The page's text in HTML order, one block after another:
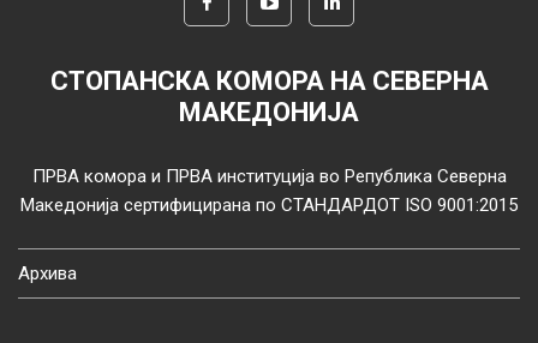
СТОПАНСКА КОМОРА НА СЕВЕРНА
МАКЕДОНИЈА
ПРВА комора и ПРВА институција во Република Северна
Македонија сертифицирана по СТАНДАРДОТ ISO 9001:2015
Архива